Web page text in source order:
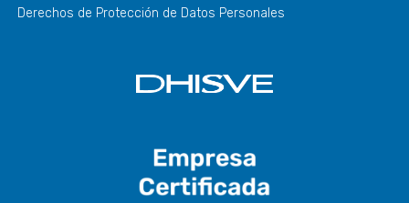
Derechos de Protección de Datos Personales